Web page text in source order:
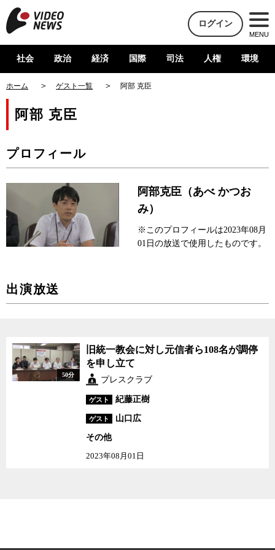
ログイン
MENU
社会 政治 経済 国際 司法 人権 環境
ホーム ゲスト一覧 阿部 克臣
阿部 克臣
プロフィール
阿部克臣（あべ かつお
み）
※このプロフィールは2023年08月
01日の放送で使用したものです。
出演放送
50分
旧統一教会に対し元信者ら108名が調停
を申し立て
プレスクラブ
ゲスト 紀藤正樹
ゲスト 山口広
その他
2023年08月01日